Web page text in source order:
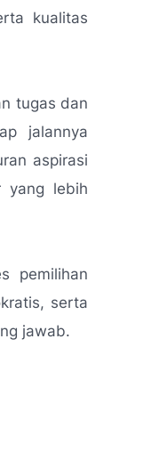
kualitas
tugas dan
jalannya
aspirasi
yang lebih
pemilihan
serta
jawab.